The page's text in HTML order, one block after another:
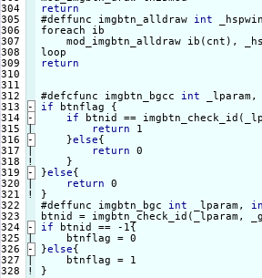
304
305
306
307
308
309
310
311
312
313
314
315
316
317
318
319
320
321
323
324
325
326
327
328
-
-
|
-
|
!
-
|
!
-
|
-
|
!
return
#deffunc imgbtn_alldraw int
foreach ib
mod_imgbtn_alldraw ib(cnt),
return
#defcfunc imgbtn_bgcc int
if
btnflag {
if
btnid ==
return
1
}else{
return
0
}else{
return
}
#deffunc imgbtn_bgc int _lparam,
if
btnid == -1{
}else{
}